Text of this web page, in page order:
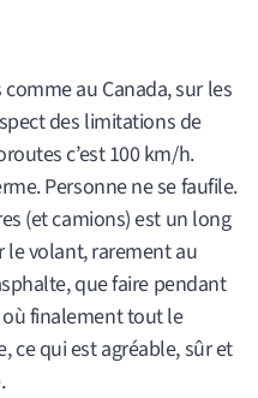
au Canada, sur les
des limitations de
c’est 100 km/h.
Personne ne se faufile.
(et camions) est un long
le volant, rarement au
que faire pendant
finalement tout le
ce qui est agréable, sûr et